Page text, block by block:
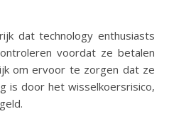
dat technology enthusiasts
voordat ze betalen
om ervoor te zorgen dat ze
is door het wisselkoersrisico,